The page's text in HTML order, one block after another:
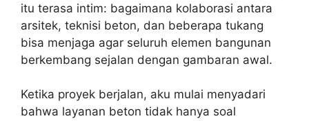
itu terasa intim: bagaimana kolaborasi antara
arsitek, teknisi beton, dan beberapa tukang
bisa menjaga agar seluruh elemen bangunan
berkembang sejalan dengan gambaran awal.
Ketika proyek berjalan, aku mulai menyadari
bahwa layanan beton tidak hanya soal